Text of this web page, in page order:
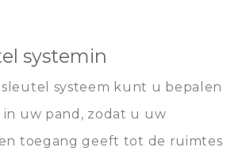
systemin
systeem kunt u bepalen
in uw pand, zodat u uw
toegang geeft tot de ruimtes